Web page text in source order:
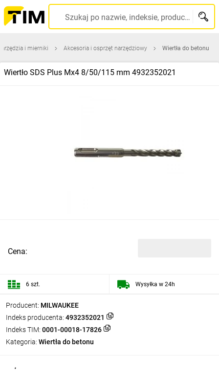
Szukaj po nazwie, indeksie, producencie, kodzie kreskowym...
i mierniki Akcesoria i osprzęt narzędziowy Wiertła do betonu
Wiertło SDS Plus Mx4 8/50/115 mm 4932352021
Producent: MILWAUKEE
Indeks producenta: 4932352021
Indeks TIM: 0001-00018-17826
Kategoria: Wiertła do betonu
Cena:
6 szt. Wysyłka w 24h